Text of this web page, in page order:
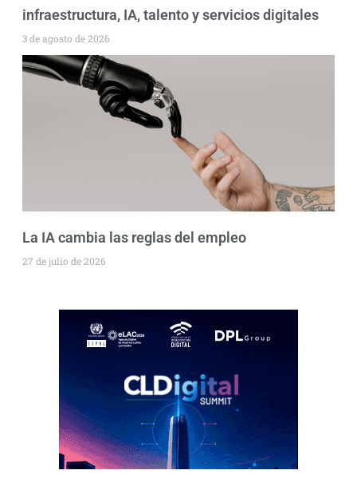
infraestructura, IA, talento y servicios digitales
3 de agosto de 2026
La IA cambia las reglas del empleo
27 de julio de 2026